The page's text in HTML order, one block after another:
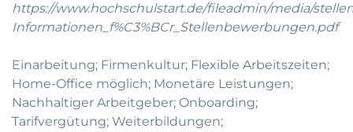
https://www.hochschulstart.de/fileadmin/media/
Informationen_f%C3%BCr_Stellenbewerbungen.pdf
Einarbeitung; Firmenkultur; Flexible Arbeitszeiten;
Home-Office möglich; Monetäre Leistungen;
Nachhaltiger Arbeitgeber; Onboarding;
Tarifvergütung; Weiterbildungen;